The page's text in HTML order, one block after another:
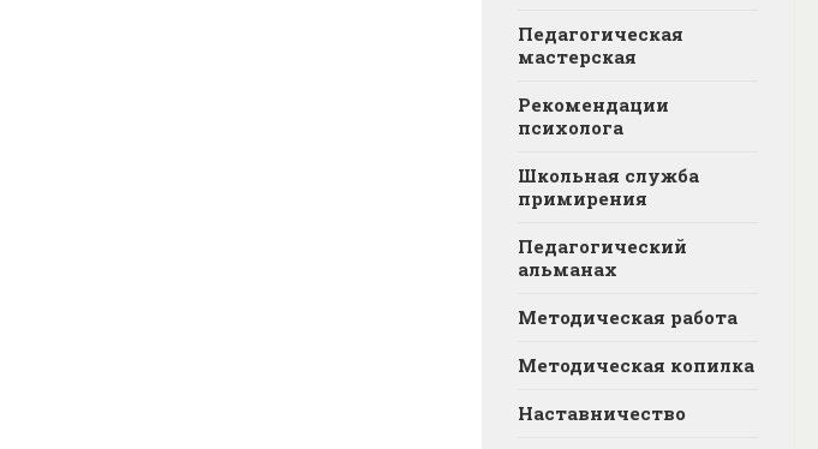
Педагогическая
мастерская
Рекомендации
психолога
Школьная служба
примирения
Педагогический
альманах
Методическая работа
Методическая копилка
Наставничество